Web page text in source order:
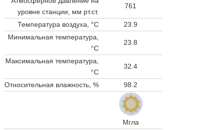
уровне станции, мм рт.ст.
761
Температура воздуха, °C
23.9
Минимальная температура,
°C
23.8
Максимальная температура,
°C
32.4
Относительная влажность, % 98.2
Мгла